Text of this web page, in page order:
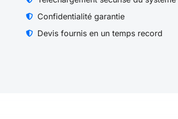
Confidentialité garantie
Devis fournis en un temps record